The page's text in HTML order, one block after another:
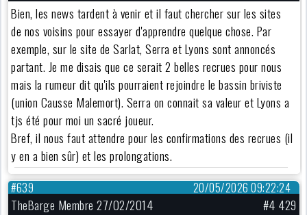
Bien, les news tardent à venir et il faut chercher sur les sites
de nos voisins pour essayer d'apprendre quelque chose. Par
exemple, sur le site de Sarlat, Serra et Lyons sont annoncés
partant. Je me disais que ce serait 2 belles recrues pour nous
mais la rumeur dit qu'ils pourraient rejoindre le bassin briviste
(union Causse Malemort). Serra on connait sa valeur et Lyons a
tjs été pour moi un sacré joueur.
Bref, il nous faut attendre pour les confirmations des recrues (il
y en a bien sûr) et les prolongations.
20/05/2026 09:22:24
#639
TheBarge Membre 27/02/2014
#4 429